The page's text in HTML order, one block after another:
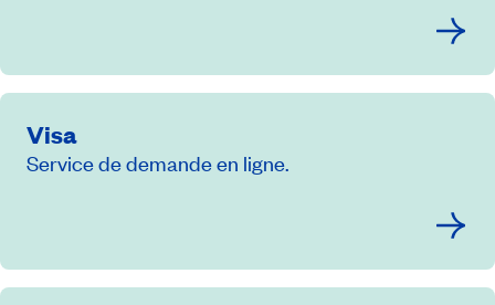
Visa
Service de demande en ligne.